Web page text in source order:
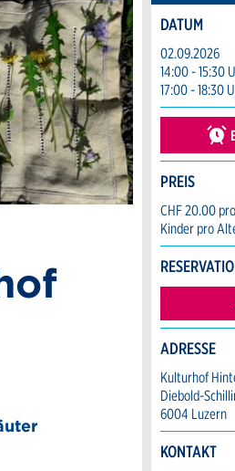
DATUM
02.09.2026
14:00 - 15:30
17:00 - 18:30
PREIS
CHF 20.00
Kinder pro
ADRESSE
Kulturhof
Diebold-
6004 Luzern
KONTAKT